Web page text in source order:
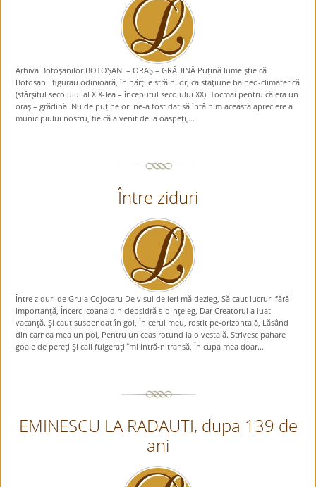
Arhiva Botoşanilor BOTOŞANI – ORAŞ – GRĂDINĂ Puţină lume ştie că
Botosanii figurau odinioară, în hărţile străinilor, ca staţiune balneo-climaterică
(sfârşitul secolului al XIX-lea – începutul secolului XX). Tocmai pentru că era un
oraş – grădină. Nu de puţine ori ne-a fost dat să întâlnim această apreciere a
municipiului nostru, fie că a venit de la oaspeţi,...
Între ziduri
Între ziduri de Gruia Cojocaru De visul de ieri mă dezleg, Să caut lucruri fără
importanţă, Încerc icoana din clepsidră s-o-nţeleg, Dar Creatorul a luat
vacanţă. Şi caut suspendat în gol, În cerul meu, rostit pe-orizontală, Lăsând
din carnea mea un pol, Pentru un ceas rotund la o vestală. Strivesc pahare
goale de pereţi Şi caii fulgeraţi îmi intră-n transă, În cupa mea doar...
EMINESCU LA RADAUTI, dupa 139 de
ani